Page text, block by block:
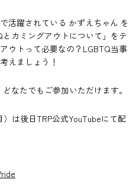
活躍されている かずえちゃん を
カミングアウトについて」をテ
ウトって必要なの？LGBTQ当事
えましょう！
なたでもご参加いただけます。
は後日TRP公式YouTubeにて配